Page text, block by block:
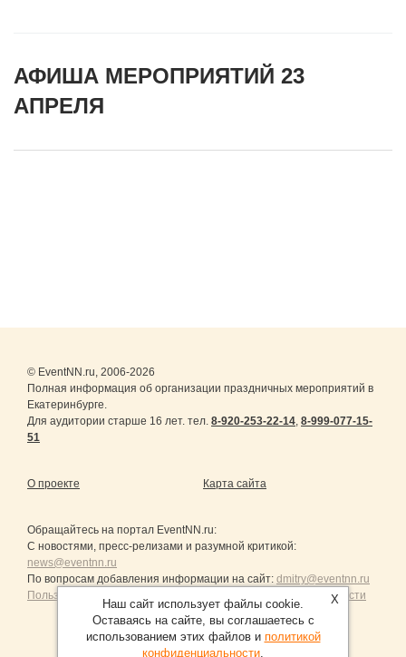
АФИША МЕРОПРИЯТИЙ 23
АПРЕЛЯ
© EventNN.ru, 2006-2026
Полная информация об организации праздничных мероприятий в
Екатеринбурге.
Для аудитории старше 16 лет. тел. 8-920-253-22-14, 8-999-077-15-
51
О проекте Карта сайта
Обращайтесь на портал EventNN.ru:
С новостями, пресс-релизами и разумной критикой:
news@eventnn.ru
По вопросам добавления информации на сайт: dmitry@eventnn.ru
Пользовательское Соглашение и политика конфиденциальности
X
Наш сайт использует файлы cookie.
Оставаясь на сайте, вы соглашаетесь с
использованием этих файлов и политикой
конфиденциальности.